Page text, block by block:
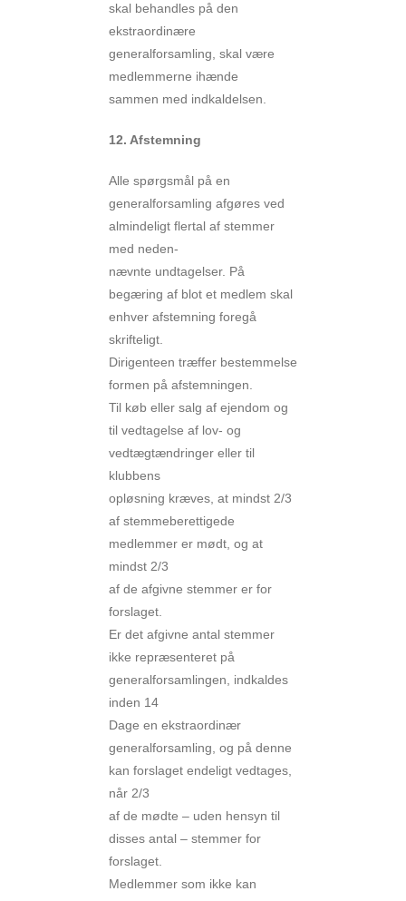
skal behandles på den
ekstraordinære
generalforsamling, skal være
medlemmerne ihænde
sammen med indkaldelsen.
12. Afstemning
Alle spørgsmål på en
generalforsamling afgøres ved
almindeligt flertal af stemmer
med neden-
nævnte undtagelser. På
begæring af blot et medlem skal
enhver afstemning foregå
skrifteligt.
Dirigenteen træffer bestemmelse
formen på afstemningen.
Til køb eller salg af ejendom og
til vedtagelse af lov- og
vedtægtændringer eller til
klubbens
opløsning kræves, at mindst 2/3
af stemmeberettigede
medlemmer er mødt, og at
mindst 2/3
af de afgivne stemmer er for
forslaget.
Er det afgivne antal stemmer
ikke repræsenteret på
generalforsamlingen, indkaldes
inden 14
Dage en ekstraordinær
generalforsamling, og på denne
kan forslaget endeligt vedtages,
når 2/3
af de mødte – uden hensyn til
disses antal – stemmer for
forslaget.
Medlemmer som ikke kan